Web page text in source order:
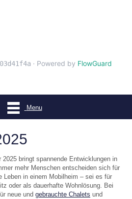
Menu
2025 bringt spannende Entwicklungen in
mehr Menschen entscheiden sich für
Leben in einem Mobilheim – sei es für
oder als dauerhafte Wohnlösung. Bei
neue und gebrauchte Chalets und